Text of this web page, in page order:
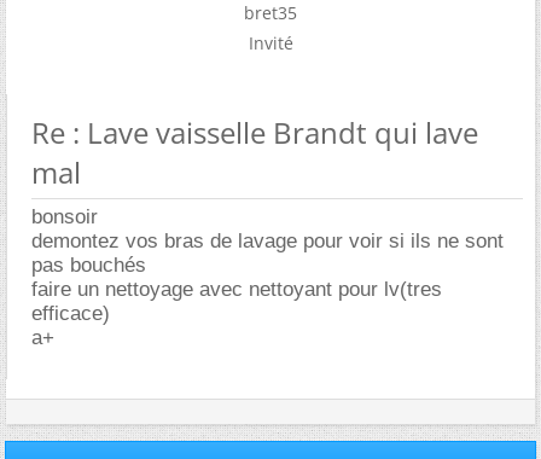
bret35
Invité
Re : Lave vaisselle Brandt qui lave
mal
bonsoir
demontez vos bras de lavage pour voir si ils ne sont
pas bouchés
faire un nettoyage avec nettoyant pour lv(tres
efficace)
a+